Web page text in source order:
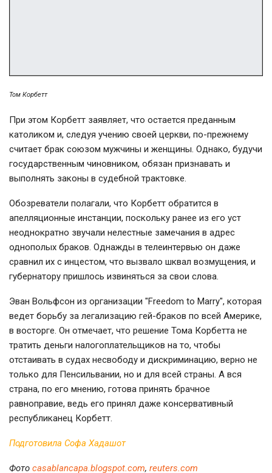
Том Корбетт
При этом Корбетт заявляет, что остается преданным
католиком и, следуя учению своей церкви, по-прежнему
считает брак союзом мужчины и женщины. Однако, будучи
государственным чиновником, обязан признавать и
выполнять законы в судебной трактовке.
Обозреватели полагали, что Корбетт обратится в
апелляционные инстанции, поскольку ранее из его уст
неоднократно звучали нелестные замечания в адрес
однополых браков. Однажды в телеинтервью он даже
сравнил их с инцестом, что вызвало шквал возмущения, и
губернатору пришлось извиняться за свои слова.
Эван Вольфсон из организации "Freedom to Marry", которая
ведет борьбу за легализацию гей-браков по всей Америке,
в восторге. Он отмечает, что решение Тома Корбетта не
тратить деньги налогоплательщиков на то, чтобы
отстаивать в судах несвободу и дискриминацию, верно не
только для Пенсильвании, но и для всей страны. А вся
страна, по его мнению, готова принять брачное
равноправие, ведь его принял даже консервативный
республиканец Корбетт.
Подготовила Софа Хадашот
Фото casablancapa.blogspot.com, reuters.com